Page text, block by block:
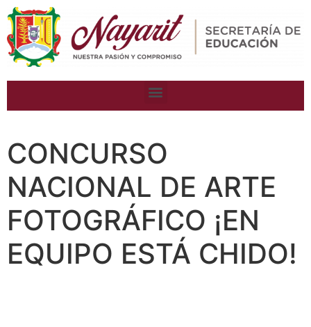
CONCURSO
NACIONAL DE ARTE
FOTOGRÁFICO ¡EN
EQUIPO ESTÁ CHIDO!